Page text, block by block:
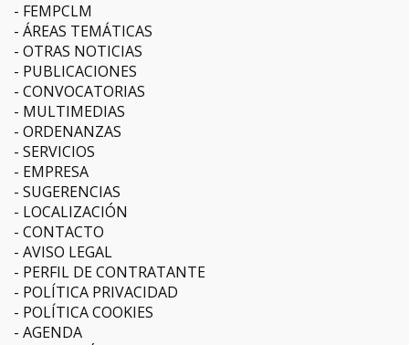
FEMPCLM
ÁREAS TEMÁTICAS
OTRAS NOTICIAS
PUBLICACIONES
CONVOCATORIAS
MULTIMEDIAS
ORDENANZAS
SERVICIOS
EMPRESA
SUGERENCIAS
LOCALIZACIÓN
CONTACTO
AVISO LEGAL
PERFIL DE CONTRATANTE
POLÍTICA PRIVACIDAD
POLÍTICA COOKIES
AGENDA